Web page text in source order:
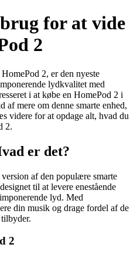
for at vide
2
2, er den nyeste
lydkvalitet med
i at købe en HomePod 2 i
af mere om denne smarte enhed,
videre for at opdage alt, hvad du
2.
er det?
af den populære smarte
til at levere enestående
lyd. Med
din musik og drage fordel af de
2